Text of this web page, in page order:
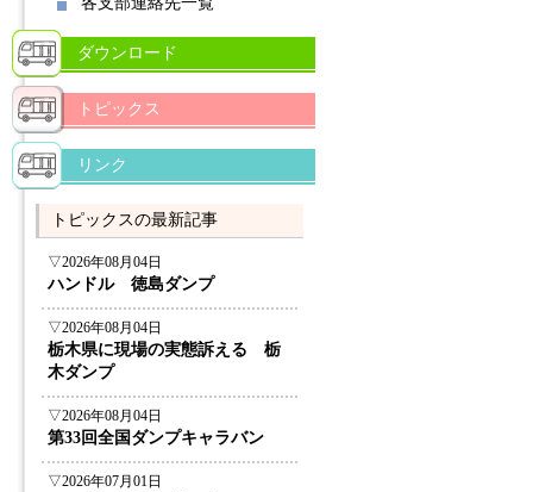
ダウンロード
トピックス
リンク
トピックスの最新記事
▽2026年08月04日
ハンドル 徳島ダンプ
▽2026年08月04日
栃木県に現場の実態訴える 栃
木ダンプ
▽2026年08月04日
第33回全国ダンプキャラバン
▽2026年07月01日